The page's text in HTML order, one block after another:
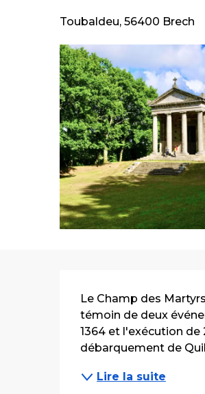
Toubaldeu, 56400 Brech
Le Champ des
témoin de deux
1364 et l'exécution
débarquement de
Lire la suite